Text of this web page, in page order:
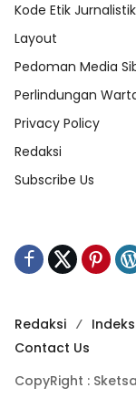
Kode Etik Jurnalistik
Layout
Pedoman Media
Perlindungan
Privacy Policy
Redaksi
Subscribe Us
Redaksi
Contact Us
CopyRight :